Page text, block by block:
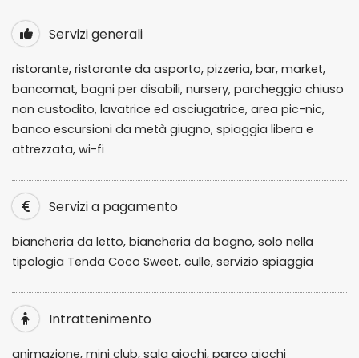
Servizi generali
ristorante, ristorante da asporto, pizzeria, bar, market,
bancomat, bagni per disabili, nursery, parcheggio chiuso
non custodito, lavatrice ed asciugatrice, area pic-nic,
banco escursioni da metà giugno, spiaggia libera e
attrezzata, wi-fi
Servizi a pagamento
biancheria da letto, biancheria da bagno, solo nella
tipologia Tenda Coco Sweet, culle, servizio spiaggia
Intrattenimento
animazione, mini club, sala giochi, parco giochi